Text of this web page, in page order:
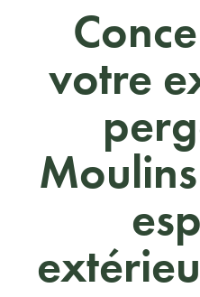
votre